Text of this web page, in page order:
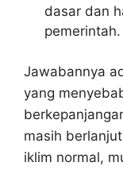
dasar dan
pemerintah.
Jawabannya
yang
masih
iklim normal,